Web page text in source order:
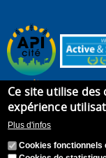
Ce site utilise des
expérience
Plus d'infos
Cookies fonctionnels